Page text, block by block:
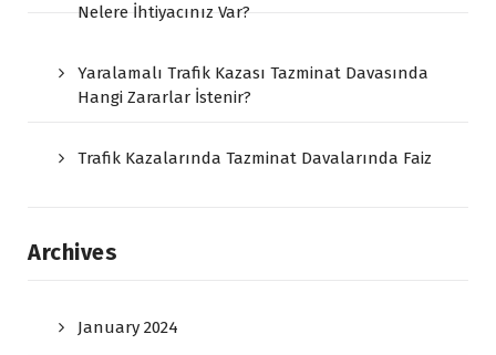
Nelere İhtiyacınız Var?
Yaralamalı Trafik Kazası Tazminat Davasında
Hangi Zararlar İstenir?
Trafik Kazalarında Tazminat Davalarında Faiz
Archives
January 2024